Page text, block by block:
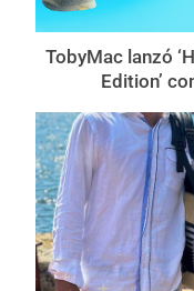
TobyMac lanzó
Edition’